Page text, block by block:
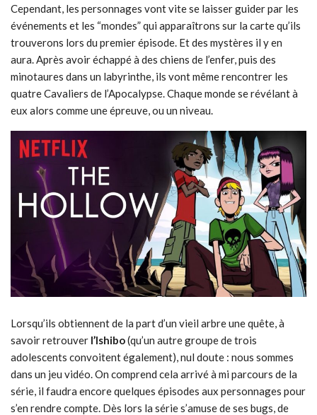
Cependant, les personnages vont vite se laisser guider par les
événements et les “mondes” qui apparaîtrons sur la carte qu’ils
trouverons lors du premier épisode. Et des mystères il y en
aura. Après avoir échappé à des chiens de l’enfer, puis des
minotaures dans un labyrinthe, ils vont même rencontrer les
quatre Cavaliers de l’Apocalypse. Chaque monde se révélant à
eux alors comme une épreuve, ou un niveau.
Lorsqu’ils obtiennent de la part d’un vieil arbre une quête, à
savoir retrouver l’Ishibo(qu’un autre groupe de trois
adolescents convoitent également), nul doute : nous sommes
dans un jeu vidéo. On comprend cela arrivé à mi parcours de la
série, il faudra encore quelques épisodes aux personnages pour
s’en rendre compte. Dès lors la série s’amuse de ses bugs, de